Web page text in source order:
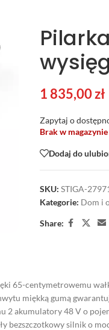
1 835,00zł
Zapytaj o
Brak w magazynie
Dodaj do
SKU: STIGA-
Kategorie: Dom i
Share:
65-centymetrowemu
miękką gumą
2 akumulatory 48 V o
bezszczotkowy silnik o